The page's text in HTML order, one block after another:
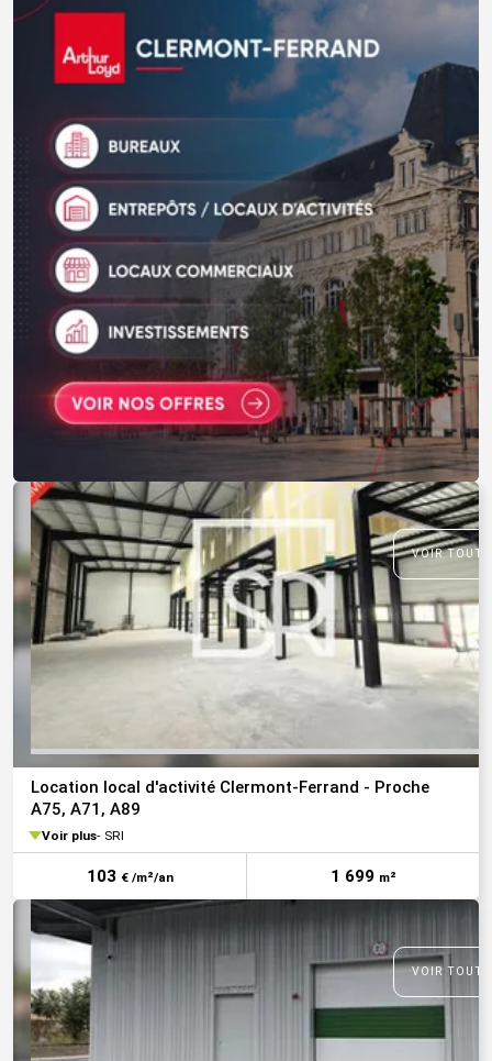
VOIR
Location local d'activité Clermont-Ferrand - Proche
A75, A71, A89
Voir plus SRI
103 € /m²/an 1 699 m²
VOIR